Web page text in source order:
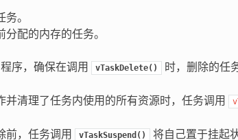
。
配的内存的任务。
序，确保在调用 vTaskDelete() 时，删除的任
并清理了任务内使用的所有资源时，任务调用
前，任务调用
vTaskSuspend() 将自己置于挂起